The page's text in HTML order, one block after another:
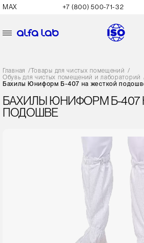
MAX +7 (800) 500-71-32
Главная /Товары для чистых помещений /
Обувь для чистых помещений и лабораторий
Бахилы Юниформ Б-407 на жесткой
БАХИЛЫ ЮНИФОРМ Б-407
ПОДОШВЕ